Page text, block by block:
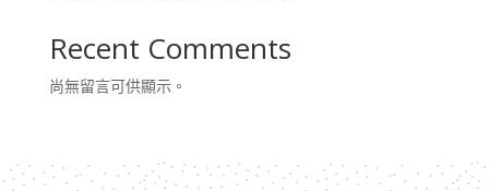
Recent Comments
尚無留言可供顯示。